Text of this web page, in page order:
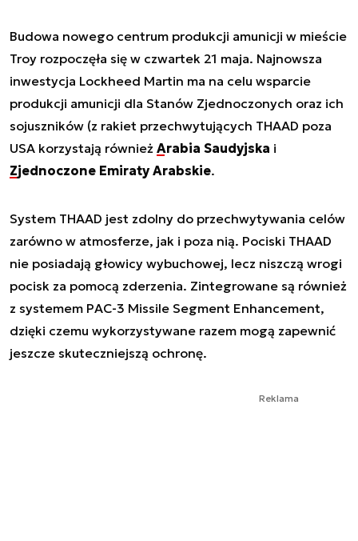
Budowa nowego centrum produkcji amunicji w mieście
Troy rozpoczęła się w czwartek 21 maja. Najnowsza
inwestycja Lockheed Martin ma na celu wsparcie
produkcji amunicji dla Stanów Zjednoczonych oraz ich
sojuszników (z rakiet przechwytujących THAAD poza
USA korzystają również Arabia Saudyjska i
Zjednoczone Emiraty Arabskie.
System THAAD jest zdolny do przechwytywania celów
zarówno w atmosferze, jak i poza nią. Pociski THAAD
nie posiadają głowicy wybuchowej, lecz niszczą wrogi
pocisk za pomocą zderzenia. Zintegrowane są również
z systemem PAC-3 Missile Segment Enhancement,
dzięki czemu wykorzystywane razem mogą zapewnić
jeszcze skuteczniejszą ochronę.
Reklama